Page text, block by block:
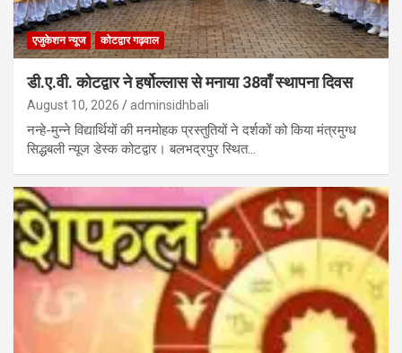
एजुकेशन न्‍यूज कोटद्वार गढ़वाल
डी.ए.वी. कोटद्वार ने हर्षोल्लास से मनाया 38वाँ स्थापना दिवस
August 10, 2026 adminsidhbali
नन्हे-मुन्ने विद्यार्थियों की मनमोहक प्रस्तुतियों ने दर्शकों को किया मंत्रमुग्ध
सिद्धबली न्यूज डेस्क कोटद्वार। बलभद्रपुर स्थित…